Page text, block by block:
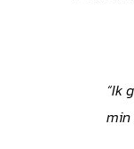
“Ik
min